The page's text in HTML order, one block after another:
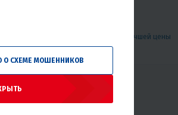
Гарантия лучшей цены
О СХЕМЕ МОШЕННИКОВ